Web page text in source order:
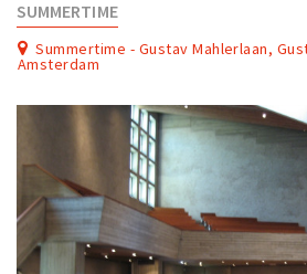
SUMMERTIME
Summertime - Gustav Mahlerlaan,
Amsterdam